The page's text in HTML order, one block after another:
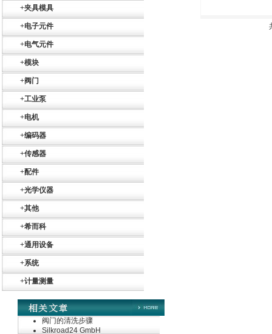
+夹具模具
+电子元件
+电气元件
+模块
+阀门
+工业泵
+电机
+编码器
+传感器
+配件
+光学仪器
+其他
+希而科
+通用设备
+系统
+计量测量
阀门的清洗步骤
Silkroad24 GmbH